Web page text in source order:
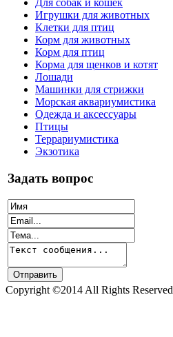
Для собак и кошек
Игрушки для животных
Клетки для птиц
Корм для животных
Корм для птиц
Корма для щенков и котят
Лошади
Машинки для стрижки
Морская аквариумистика
Одежда и аксессуары
Птицы
Террариумистика
Экзотика
Задать вопрос
Copyright ©2014 All Rights Reserved